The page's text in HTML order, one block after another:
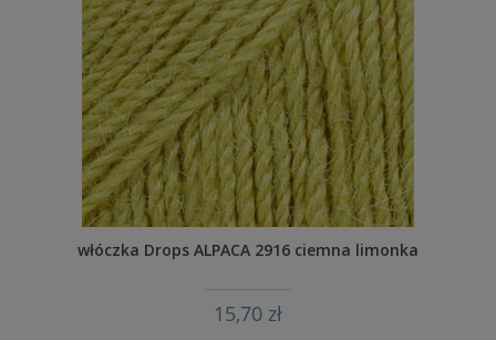
włóczka Drops ALPACA 2916 ciemna limonka
15,70 zł